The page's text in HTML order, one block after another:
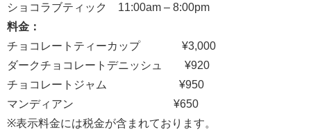
ショコラブティック 11:00am – 8:00pm
料金：
チョコレートティーカップ ¥3,000
ダークチョコレートデニッシュ ¥920
チョコレートジャム ¥950
マンディアン ¥650
※表示料金には税金が含まれております。